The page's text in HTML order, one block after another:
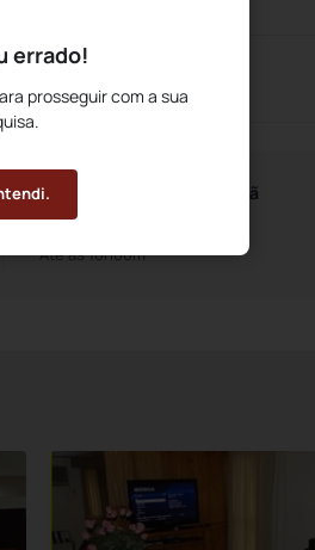
errado!
prosseguir com a sua
Horários do Café da Manhã
Até às 10h00m